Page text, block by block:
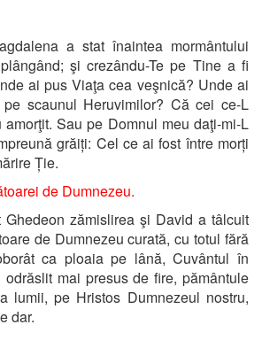
a stat înaintea mormântului
şi crezându-Te pe Tine a fi
ai pus Viaţa cea veşnică? Unde ai
scaunul Heruvimilor? Că cei ce-L
Sau pe Domnul meu daţi-mi-L
grăiți: Cel ce ai fost între morți
Ție.
de Dumnezeu.
zămislirea şi David a tâlcuit
de Dumnezeu curată, cu totul fără
ca ploaia pe lână, Cuvântul în
mai presus de fire, pământule
lumii, pe Hristos Dumnezeul nostru,
dar.